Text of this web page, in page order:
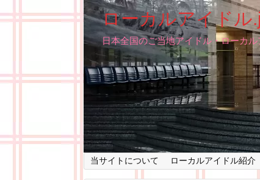
ローカルアイドル
日本全国のご当地アイドル・ローカ
当サイトについて ローカルアイドル紹介